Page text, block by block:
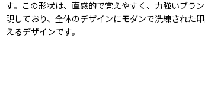
す。この形状は、直感的で覚えやすく、力強いブラ
現しており、全体のデザインにモダンで洗練された
えるデザインです。